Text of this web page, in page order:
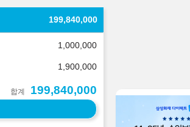
199,840,000
1,000,000
1,900,000
합계 199,840,000